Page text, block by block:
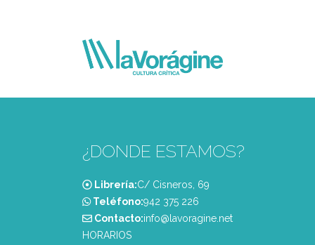
¿DONDE ESTAMOS?
Librería:C/ Cisneros, 69
Teléfono:‭942 375 226‬
Contacto:info@lavoragine.net
HORARIOS